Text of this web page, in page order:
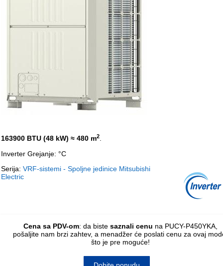
163900 BTU (48 kW) ≈ 480 m2.
Inverter Grejanje: °C
Serija: VRF-sistemi - Spoljne jedinice Mitsubishi
Electric
Cena sa PDV-om: da biste saznali cenu na PUCY-P450YKA,
pošaljite nam brzi zahtev, a menadžer će poslati cenu za ovaj
što je pre moguće!